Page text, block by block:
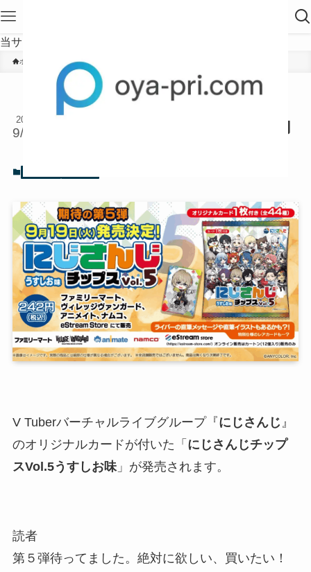
当サイトは、海外在住者に向けて発信しています。
ホーム YouTuber
にじさんじチップス5はどこで買
2023
9/14
V Tuberバーチャルライブグループ『にじさんじ 』
のオリジナルカードが付いた「 にじさんじチップ
スVol.5うすしお味」が発売されます。
読者
第５弾待ってました。絶対に欲しい、買いたい！